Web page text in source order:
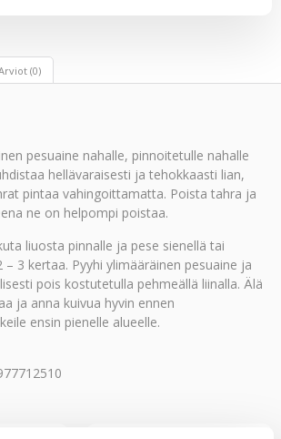
(0)
pesuaine nahalle, pinnoitetulle nahalle
hellävaraisesti ja tehokkaasti lian,
pintaa vahingoittamatta. Poista tahra ja
ne on helpompi poistaa.
liuosta pinnalle ja pese sienellä tai
– 3 kertaa. Pyyhi ylimääräinen pesuaine ja
pois kostutetulla pehmeällä liinalla. Älä
ja anna kuivua hyvin ennen
ensin pienelle alueelle.